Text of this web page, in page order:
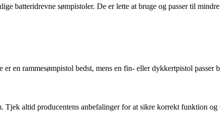
batteridrevne sømpistoler. De er lette at bruge og passer til
en rammesømpistol bedst, mens en fin- eller dykkertpistol passer
Tjek altid producentens anbefalinger for at sikre korrekt funktion